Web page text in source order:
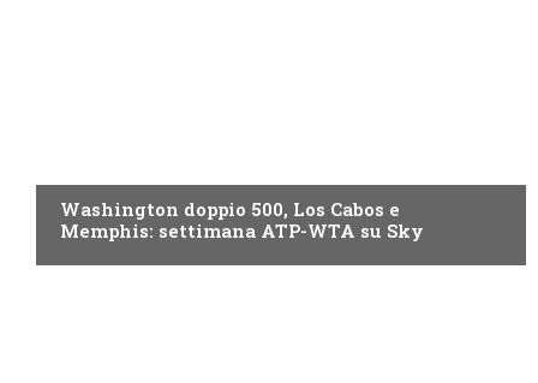
Washington doppio 500, Los Cabos e
Memphis: settimana ATP-WTA su Sky